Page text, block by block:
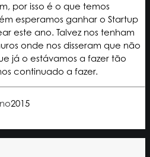
por isso é o que temos
esperamos ganhar o Startup
este ano. Talvez nos tenham
onde nos disseram que não
já o estávamos a fazer tão
continuado a fazer.
2015